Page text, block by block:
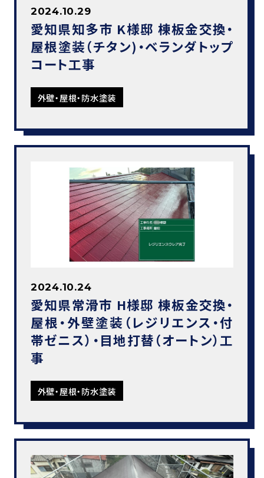
2024.10.29
愛知県知多市 K様邸 棟板金交換・
屋根塗装（チタン)・ベランダトップ
コート工事
外壁・屋根・防水塗装
2024.10.24
愛知県常滑市 H様邸 棟板金交換・
屋根・外壁塗装（レジリエンス・付
帯ゼニス）・目地打替（オートン）工
事
外壁・屋根・防水塗装